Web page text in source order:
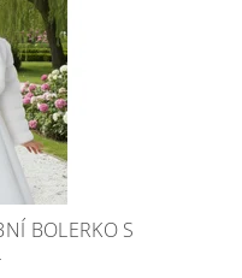
BOLERKO S